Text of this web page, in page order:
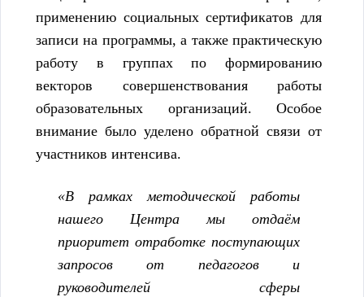
применению социальных сертификатов для
записи на программы, а также практическую
работу в группах по формированию
векторов совершенствования работы
образовательных организаций. Особое
внимание было уделено обратной связи от
участников интенсива.
«В рамках методической работы
нашего Центра мы отдаём
приоритет отработке поступающих
запросов от педагогов и
руководителей сферы